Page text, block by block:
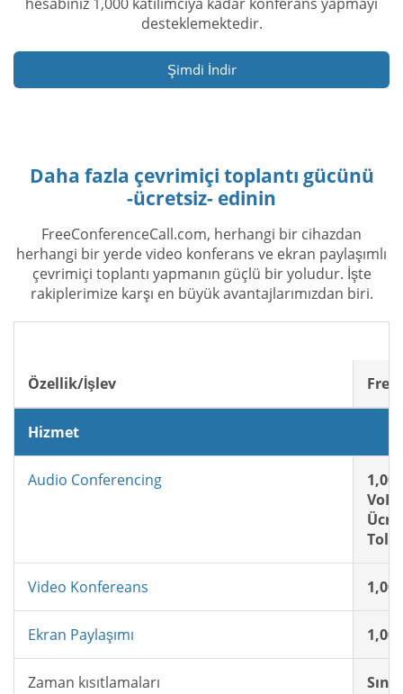
desteklemektedir.
Şimdi İndir
Daha fazla çevrimiçi toplantı gücünü
-ücretsiz- edinin
FreeConferenceCall.com, herhangi bir cihazdan
herhangi bir yerde video konferans ve ekran paylaşımlı
çevrimiçi toplantı yapmanın güçlü bir yoludur. İşte
rakiplerimize karşı en büyük avantajlarımızdan biri.
Özellik/İşlev
Hizmet
Audio Conferencing
Toll-
Video Konfereans
Ekran Paylaşımı
Zaman kısıtlamaları